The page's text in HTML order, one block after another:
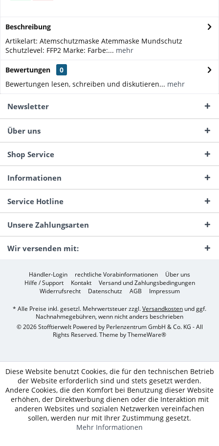
Beschreibung
Artikelart: Atemschutzmaske Atemmaske Mundschutz
Schutzlevel: FFP2 Marke: Farbe:... mehr
Bewertungen
0
Bewertungen lesen, schreiben und diskutieren... mehr
Newsletter
Über uns
Shop Service
Informationen
Service Hotline
Unsere Zahlungsarten
Wir versenden mit:
Händler-Login rechtliche Vorabinformationen
Über uns
Hilfe / Support
Kontakt
Versand und Zahlungsbedingungen
Widerrufsrecht
Datenschutz AGB Impressum
* Alle Preise inkl. gesetzl. Mehrwertsteuer zzgl.Versandkosten und ggf.
Nachnahmegebühren, wenn nicht anders beschrieben
© 2026 Stofftierwelt Powered by Perlenzentrum GmbH & Co. KG - All
Rights Reserved. Theme byThemeWare®
Diese Website benutzt Cookies, die für den technischen Betrieb
der Website erforderlich sind und stets gesetzt werden.
Andere Cookies, die den Komfort bei Benutzung dieser Website
erhöhen, der Direktwerbung dienen oder die Interaktion mit
anderen Websites und sozialen Netzwerken vereinfachen
sollen, werden nur mit Ihrer Zustimmung gesetzt.
Mehr Informationen